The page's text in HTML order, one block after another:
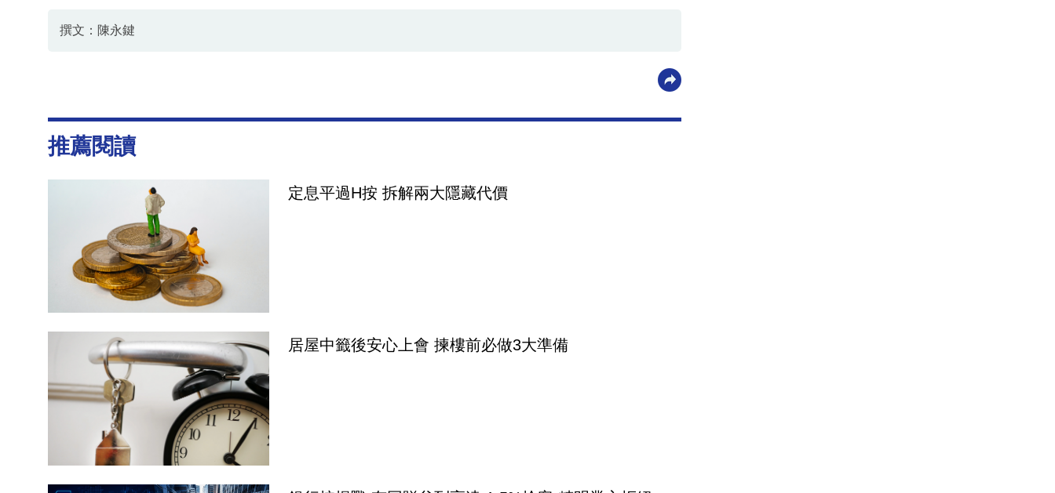
撰文：陳永鍵
推薦閱讀
定息平過H按 拆解兩大隱藏代價
居屋中籤後安心上會 揀樓前必做3大準備